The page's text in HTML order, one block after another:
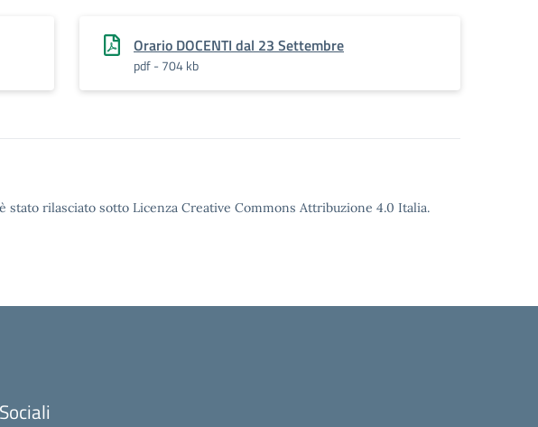
Orario DOCENTI dal 23 Settembre
pdf - 704 kb
stato rilasciato sotto Licenza Creative Commons Attribuzione 4.0 Italia.